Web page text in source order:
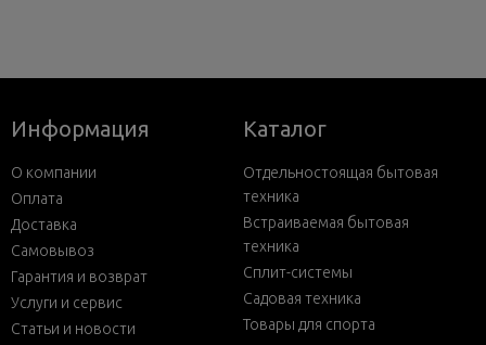
Информация
О компании
Оплата
Доставка
Самовывоз
Гарантия и возврат
Услуги и сервис
Статьи и новости
Каталог
Отдельностоящая бытовая
техника
Встраиваемая бытовая
техника
Сплит-системы
Садовая техника
Товары для спорта